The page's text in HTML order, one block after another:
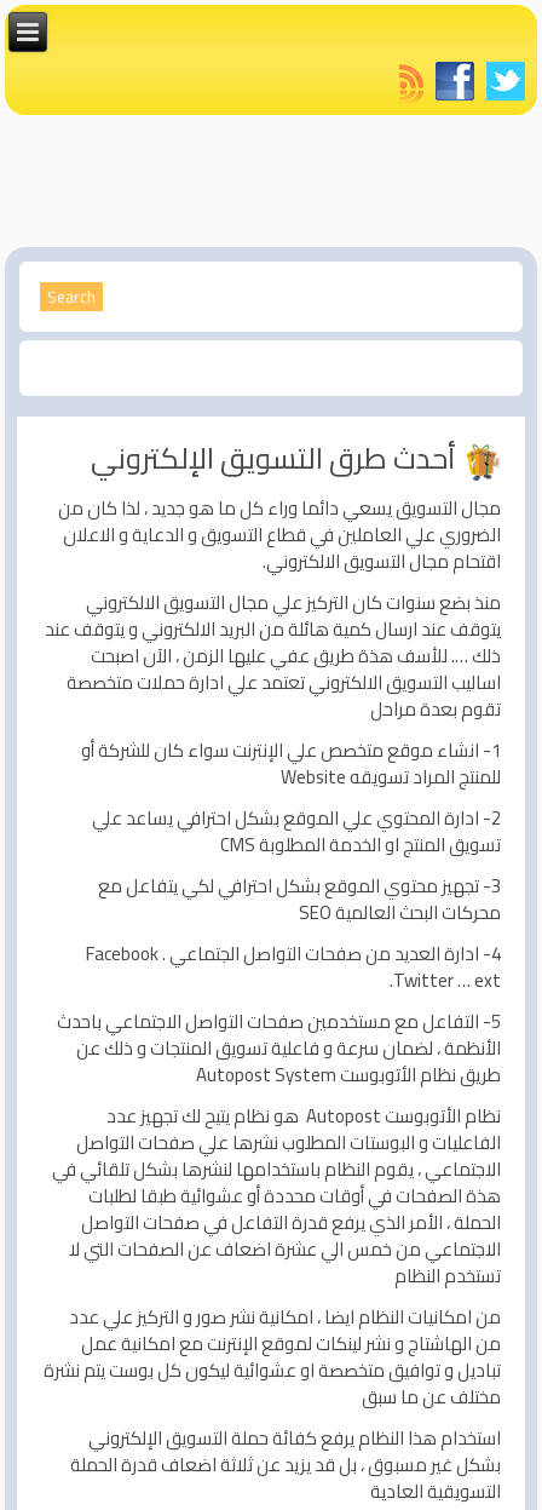
أحدث طرق التسويق الإلكتروني
مجال التسويق يسعي دائما وراء كل ما هو جديد ، لذا كان من
الضروري علي العاملين في قطاع التسويق و الدعاية و الاعلان
اقتحام مجال التسويق الالكتروني.
منذ بضع سنوات كان التركيز علي مجال التسويق الالكتروني
يتوقف عند ارسال كمية هائلة من البريد الالكتروني و يتوقف عند
ذلك …. للأسف هذة طريق عفي عليها الزمن ، الآن اصبحت
اساليب التسويق الالكتروني تعتمد علي ادارة حملات متخصصة
تقوم بعدة مراحل
1- انشاء موقع متخصص علي الإنترنت سواء كان للشركة أو
للمنتج المراد تسويقه Website
2- ادارة المحتوي علي الموقع بشكل احترافي يساعد علي
تسويق المنتج او الخدمة المطلوبةCMS
3- تجهيز محتوي الموقع بشكل احترافي لكي يتفاعل مع
محركات البحث العالميةSEO
4- ادارة العديد من صفحات التواصل الجتماعي Facebook .
Twitter … ext.
5- التفاعل مع مستخدمين صفحات التواصل الاجتماعي باحدث
الأنظمة ، لضمان سرعة و فاعلية تسويق المنتجات و ذلك عن
طريق نظام الأتوبوست Autopost System
نظام الأتوبوست Autopost هو نظام يتيح لك تجهيز عدد
الفاعليات و البوستات المطلوب نشرها علي صفحات التواصل
الاجتماعي ، يقوم النظام باستخدامها لنشرها بشكل تلقائي في
هذة الصفحات في أوقات محددة أو عشوائية طبقا لطلبات
الحملة ، الأمر الذي يرفع قدرة التفاعل في صفحات التواصل
الاجتماعي من خمس الي عشرة اضعاف عن الصفحات التي لا
تستخدم النظام
من امكانيات النظام ايضا ، امكانية نشر صور و التركيز علي عدد
من الهاشتاج و نشر لينكات لموقع الإنترنت مع امكانية عمل
تباديل و توافيق متخصصة او عشوائية ليكون كل بوست يتم نشرة
مختلف عن ما سبق
استخدام هذا النظام يرفع كفائة حملة التسويق الإلكتروني
بشكل غير مسبوق ، بل قد يزيد عن ثلاثة اضعاف قدرة الحملة
التسويقية العادية